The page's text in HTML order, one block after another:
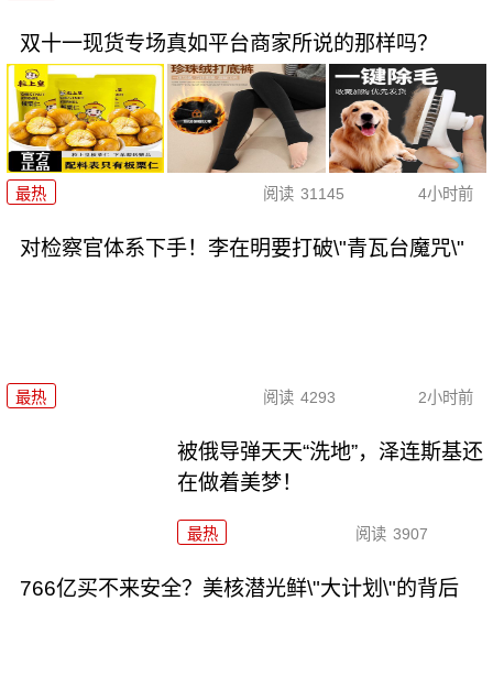
双十一现货专场真如平台商家所说的那样吗？
最热 阅读 31145 4小时前
对检察官体系下手！李在明要打破\"青瓦台魔咒\"
最热 阅读 4293 2小时前
被俄导弹天天“洗地”，泽连斯基还
在做着美梦！
最热 阅读 3907
766亿买不来安全？美核潜光鲜\"大计划\"的背后